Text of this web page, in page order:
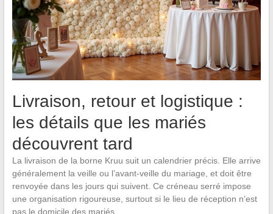
Livraison, retour et logistique :
les détails que les mariés
découvrent tard
La livraison de la borne Kruu suit un calendrier précis. Elle arrive
généralement la veille ou l’avant-veille du mariage, et doit être
renvoyée dans les jours qui suivent. Ce créneau serré impose
une organisation rigoureuse, surtout si le lieu de réception n’est
pas le domicile des mariés.